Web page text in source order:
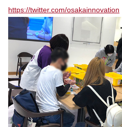
https://twitter.com/osakainnovation